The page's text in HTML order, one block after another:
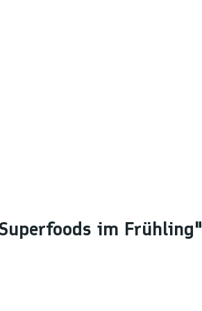
im Frühling"